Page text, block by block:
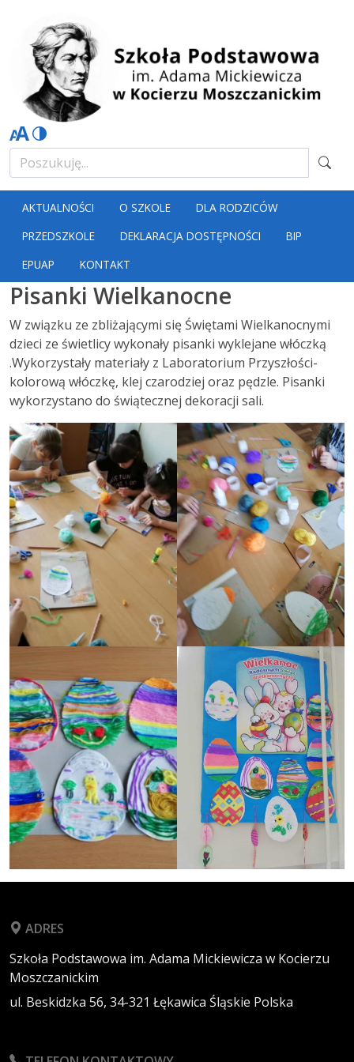
AKTUALNOŚCI O SZKOLE
DLA RODZICÓW
PRZEDSZKOLE
DEKLARACJA DOSTĘPNOŚCI
BIP
EPUAP
KONTAKT
Pisanki Wielkanocne
W związku ze zbliżającymi się Świętami Wielkanocnymi
dzieci ze świetlicy wykonały pisanki wyklejane włóczką
.Wykorzystały materiały z Laboratorium Przyszłości-
kolorową włóczkę, klej czarodziej oraz pędzle. Pisanki
wykorzystano do świątecznej dekoracji sali.
ADRES
Szkoła Podstawowa im. Adama Mickiewicza w Kocierzu
Moszczanickim
ul. Beskidzka 56, 34-321 Łękawica Śląskie Polska